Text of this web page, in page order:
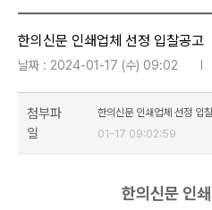
한의신문 인쇄업체 선정 입찰공고
날짜 : 2024-01-17 (수) 09:02
첨부파
일
한의신문 인쇄업체 선정 입
01-17 09:02:59
한의신문 인